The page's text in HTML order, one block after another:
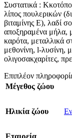
Συστατικά :
λίπος πουλερικών
βιταμίνης Ε), λαδί
αποξηραμένα μήλα,
καρότα, μεταλλικά
μεθονίνη, l-λυσίνη,
ολιγοσακχαρίτες,
Επιπλέον
Μέγεθος ζώου
Ηλικία ζώου